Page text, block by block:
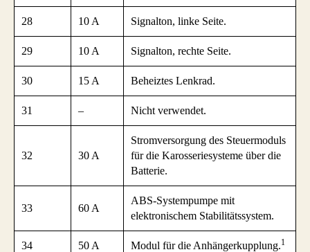
28 10 A Signalton, linke Seite.
29 10 A Signalton, rechte Seite.
30 15 A Beheiztes Lenkrad.
31 – Nicht verwendet.
32 30 A
Stromversorgung des Steuermoduls
für die Karosseriesysteme über die
Batterie.
33 60 A
ABS-Systempumpe mit
elektronischem Stabilitätssystem.
34 50 A Modul für die Anhängerkupplung.1